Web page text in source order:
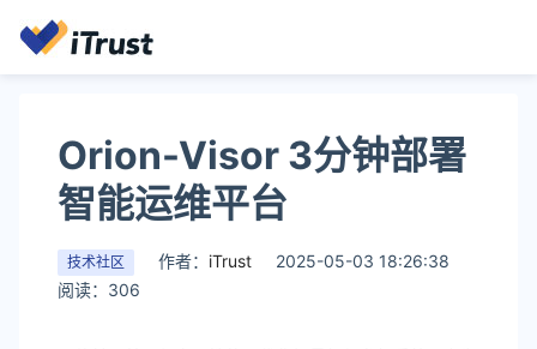
Orion-Visor 3分钟部署
智能运维平台
技术社区 作者： iTrust
2025-05-03 18:26:38
阅读：306